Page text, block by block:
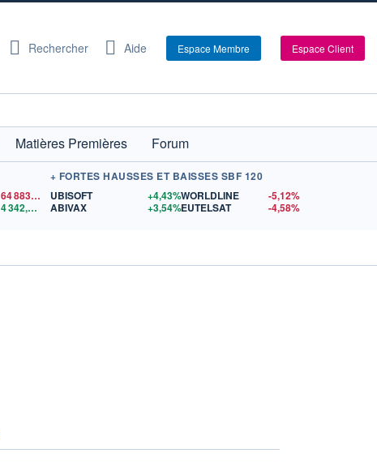
Rechercher Aide Espace Membre Espace Client
Matières Premières
Forum
64 883,54
$US
4 342,26 $US
+ FORTES HAUSSES ET BAISSES SBF 120
UBISOFT
+4,43%
ABIVAX
+3,54%
WORLDLINE
-5,12%
EUTELSAT
-4,58%